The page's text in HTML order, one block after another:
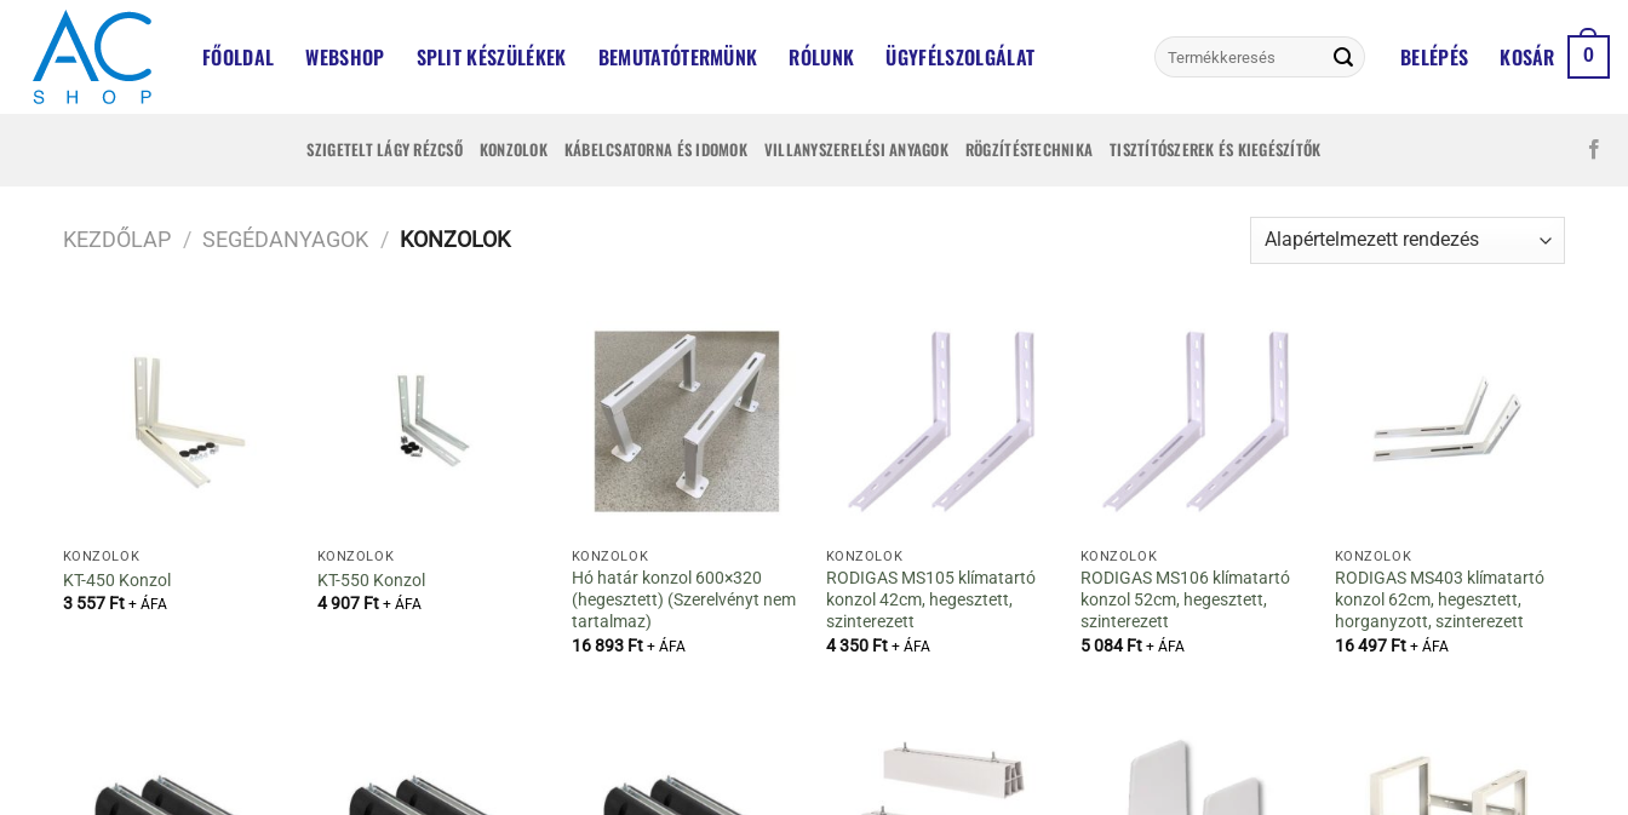
content
FŐOLDAL WEBSHOP SPLIT KÉSZÜLÉKEK BEMUTATÓTERMÜNK RÓLUNK ÜGYFÉLSZOLGÁLAT
Keresés
a
BELÉPÉS KOSÁR 0
SZIGETELT LÁGY RÉZCSŐ KONZOLOK KÁBELCSATORNA ÉS IDOMOK VILLANYSZERELÉSI ANYAGOK RÖGZÍTÉSTECHNIKA TISZTÍTÓSZEREK ÉS KIEGÉSZÍTŐK
KEZDŐLAP / SEGÉDANYAGOK / KONZOLOK
KONZOLOK
KT-450 Konzol
3 557 Ft + ÁFA
KONZOLOK
KT-550 Konzol
4 907 Ft + ÁFA
KONZOLOK
Hó határ konzol 600×320
(hegesztett) (Szerelvényt nem
tartalmaz)
16 893 Ft + ÁFA
KONZOLOK
RODIGAS MS105 klímatartó
konzol 42cm, hegesztett,
szinterezett
4 350 Ft + ÁFA
KONZOLOK
RODIGAS MS106 klímatartó
konzol 52cm, hegesztett,
szinterezett
5 084Ft + ÁFA
KONZOLOK
RODIGAS MS403 klímatartó
konzol 62cm, hegesztett,
horganyzott, szinterezett
16 497 Ft + ÁFA